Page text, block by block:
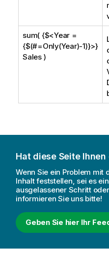
sum( {$<Year =
{$(#=Only(Year)-1)}>}
Sales )
Hat diese Seite
Wenn Sie ein Problem mit
Inhalt feststellen, sei es
ausgelassener Schritt
informieren Sie uns bitte!
Geben Sie hier Ihr